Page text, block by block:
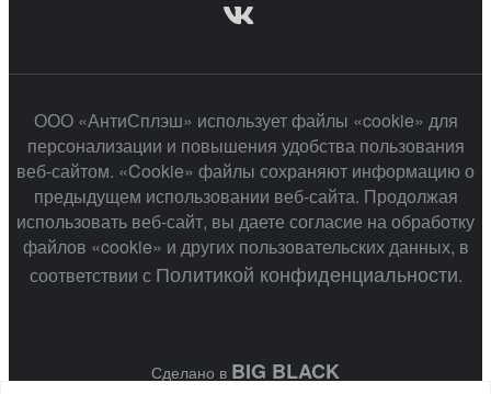
ООО «АнтиСплэш» использует файлы «cookie» для
персонализации и повышения удобства пользования
веб-сайтом. «Cookie» файлы сохраняют информацию о
предыдущем использовании веб-сайта. Продолжая
использовать веб-сайт, вы даете согласие на обработку
файлов «cookie» и других пользовательских данных, в
соответствии с Политикой конфиденциальности.
Сделано в BIG BLACK